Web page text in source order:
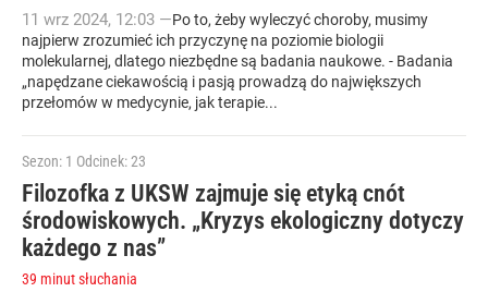
11 wrz 2024, 12:03 —Po to, żeby wyleczyć choroby, musimy
najpierw zrozumieć ich przyczynę na poziomie biologii
molekularnej, dlatego niezbędne są badania naukowe. - Badania
„napędzane ciekawością i pasją prowadzą do największych
przełomów w medycynie, jak terapie...
Sezon: 1 Odcinek: 23
Filozofka z UKSW zajmuje się etyką cnót
środowiskowych. „Kryzys ekologiczny dotyczy
każdego z nas”
39 minut słuchania